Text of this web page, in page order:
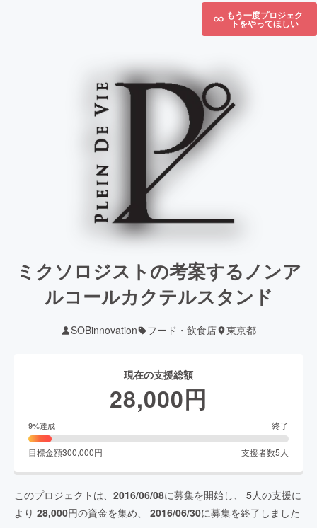
もう一度プロジェク
トをやってほしい
ミクソロジストの考案するノンア
ルコールカクテルスタンド
SOBinnovation フード・飲食店 東京都
現在の支援総額
28,000円
9%達成 終了
目標金額300,000円 支援者数5 人
このプロジェクトは、 2016/06/08に募集を開始し、 5人の支援に
より 28,000円の資金を集め、 2016/06/30に募集を終了しました